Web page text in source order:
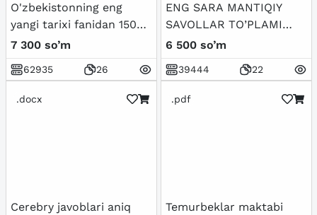
O'zbekistonning eng
yangi tarixi fanidan 150
talik test javoblari bilan
7 300 so’m
62935 26
ENG SARA MANTIQIY
SAVOLLAR TO’PLAMI
JAVOBLARI BILAN
6 500 so’m
39444 22
.docx
Cerebry javoblari aniq
.pdf
Temurbeklar maktabi